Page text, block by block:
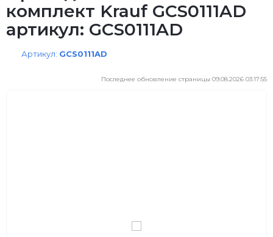
комплект Krauf GCS0111AD
артикул: GCS0111AD
Артикул: GCS0111AD
Последнее обновление страницы 09.08.2026 03:17:55